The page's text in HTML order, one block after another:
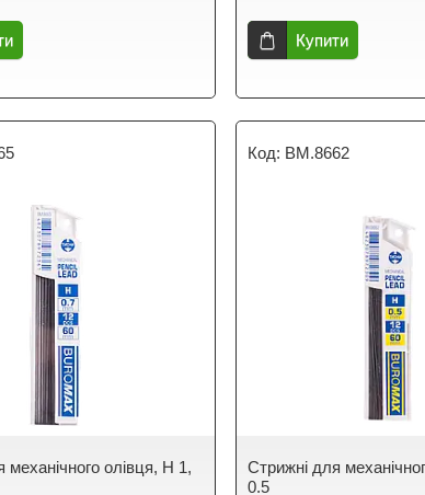
Купити
механічного олівця, H 1,
BM.8662
Стрижні для
0.5